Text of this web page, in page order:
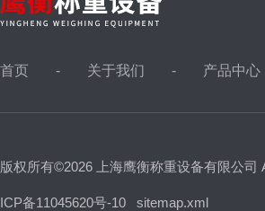
首页 关于我们 产品中心
版权所有©2026 上海鹰衡称重设备有限公司
ICP备11045620号-10 sitemap.xml